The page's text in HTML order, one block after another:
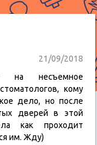
21/09/2018
на несъемное
кому
дело, но после
дверей в этой
как проходит
им. Жду)